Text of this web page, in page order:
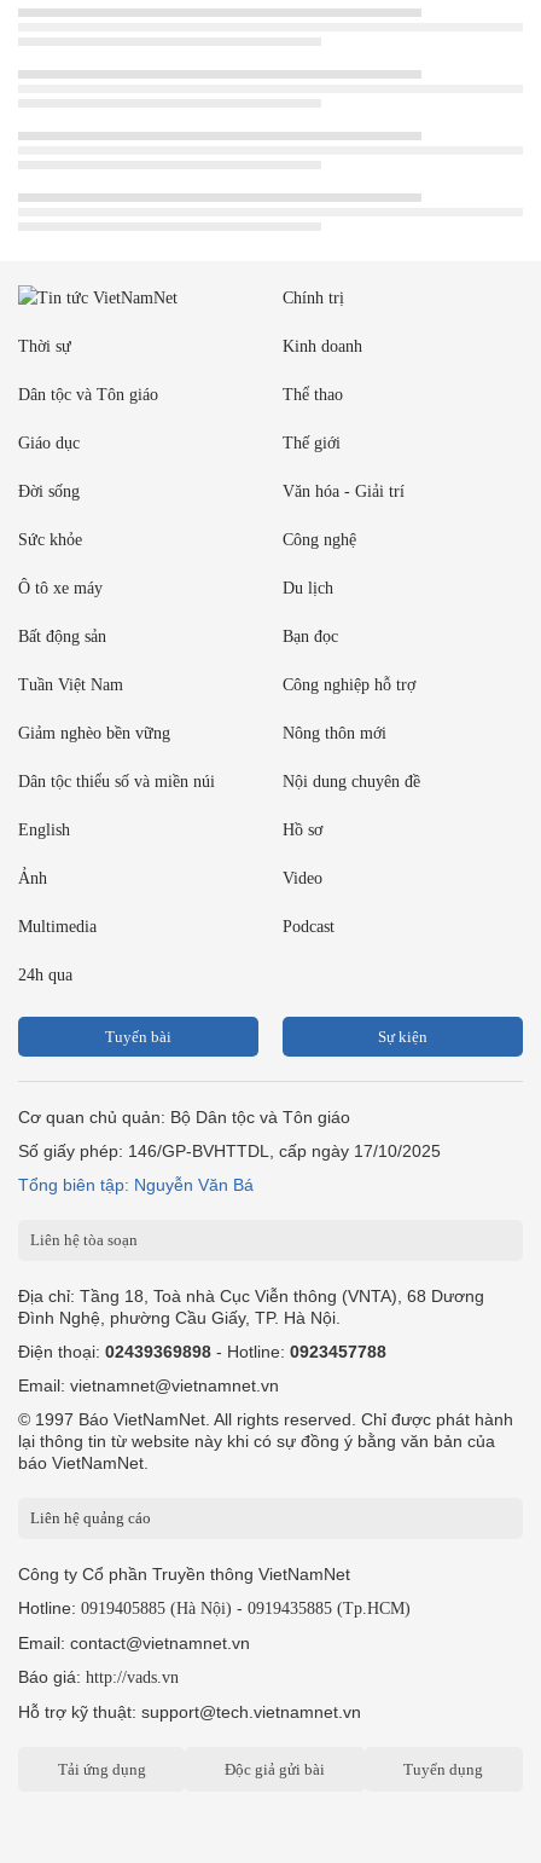
Chính trị
Thời sự Kinh doanh
Dân tộc và Tôn giáo Thể thao
Giáo dục Thế giới
Đời sống Văn hóa - Giải trí
Sức khỏe Công nghệ
Ô tô xe máy Du lịch
Bất động sản Bạn đọc
Tuần Việt Nam Công nghiệp hỗ trợ
Giảm nghèo bền vững Nông thôn mới
Dân tộc thiểu số và miền núi Nội dung chuyên đề
English Hồ sơ
Ảnh Video
Multimedia Podcast
24h qua
Tuyến bài Sự kiện
Cơ quan chủ quản: Bộ Dân tộc và Tôn giáo
Số giấy phép: 146/GP-BVHTTDL, cấp ngày 17/10/2025
Tổng biên tập: Nguyễn Văn Bá
Liên hệ tòa soạn
Địa chỉ: Tầng 18, Toà nhà Cục Viễn thông (VNTA), 68 Dương
Đình Nghệ, phường Cầu Giấy, TP. Hà Nội.
Điện thoại: 02439369898 - Hotline: 0923457788
Email: vietnamnet@vietnamnet.vn
© 1997 Báo VietNamNet. All rights reserved. Chỉ được phát hành
lại thông tin từ website này khi có sự đồng ý bằng văn bản của
báo VietNamNet.
Liên hệ quảng cáo
Công ty Cổ phần Truyền thông VietNamNet
Hotline: 0919405885 (Hà Nội) - 0919435885 (Tp.HCM)
Email: contact@vietnamnet.vn
Báo giá: http://vads.vn
Hỗ trợ kỹ thuật: support@tech.vietnamnet.vn
Tải ứng dụng Độc giả gửi bài Tuyển dụng